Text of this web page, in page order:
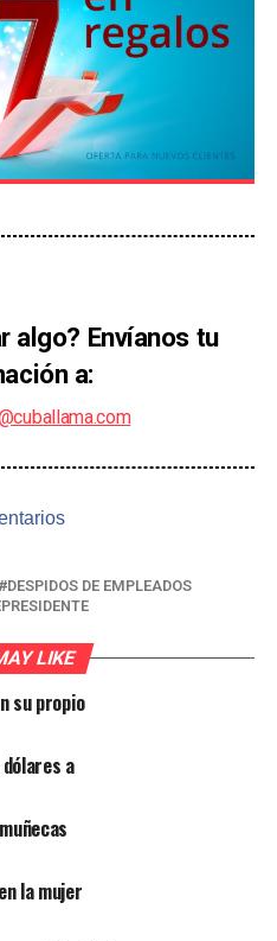
algo? Envíanos tu
a:
DESPIDOS DE EMPLEADOS
LIKE
su propio
a
la mujer